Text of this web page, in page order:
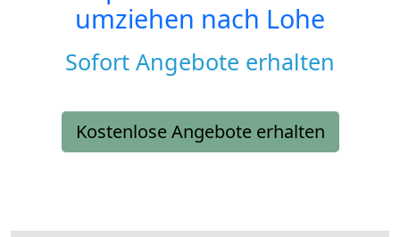
umziehen nach Lohe
Sofort Angebote erhalten
Kostenlose Angebote erhalten